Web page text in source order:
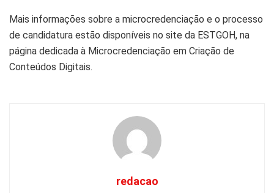
Mais informações sobre a microcredenciação e o processo
de candidatura estão disponíveis no site da ESTGOH, na
página dedicada à Microcredenciação em Criação de
Conteúdos Digitais.
redacao